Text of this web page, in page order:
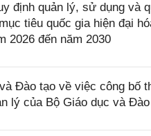
định quản lý, sử dụng và
tiêu quốc gia hiện đại
2026 đến năm 2030
Đào tạo về việc công bố
lý của Bộ Giáo dục và